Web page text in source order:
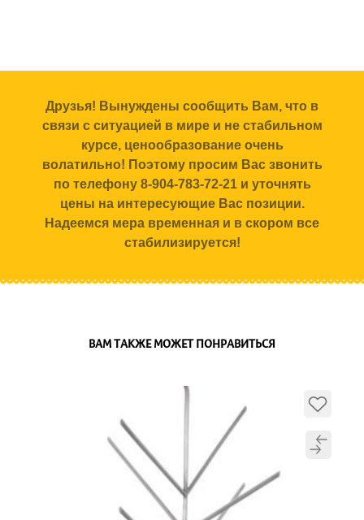
Друзья! Вынуждены сообщить Вам, что в
связи с ситуацией в мире и не стабильном
курсе, ценообразование очень
волатильно! Поэтому просим Вас звонить
по телефону 8-904-783-72-21 и уточнять
цены на интересующие Вас позиции.
Надеемся мера временная и в скором все
стабилизируется!
ВАМ ТАКЖЕ МОЖЕТ ПОНРАВИТЬСЯ